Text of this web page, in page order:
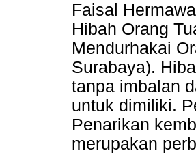
Faisal
Hibah Orang
Mendurhakai
Surabaya).
tanpa imbalan
untuk dimiliki.
Penarikan
merupakan